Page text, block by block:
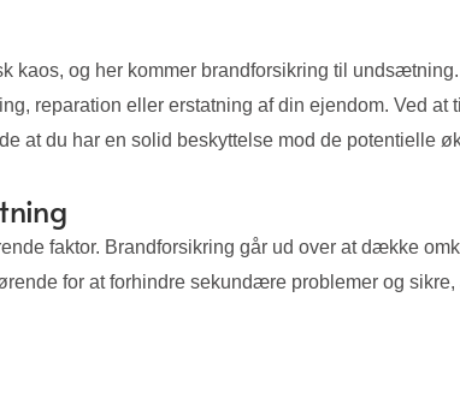
kaos, og her kommer brandforsikring til
reparation eller erstatning af din ejendom. Ved at
at du har en solid beskyttelse mod de potentielle
faktor. Brandforsikring går ud over at dække
for at forhindre sekundære problemer og